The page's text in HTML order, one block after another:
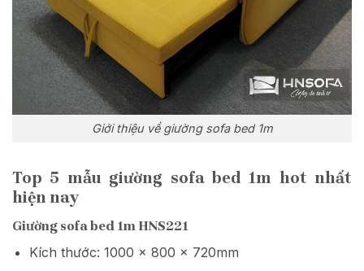
Giới thiệu về giường sofa bed 1m
Top 5 mẫu giường sofa bed 1m hot nhất
hiện nay
Giường sofa bed 1m HNS221
Kích thước: 1000 x 800 x 720mm